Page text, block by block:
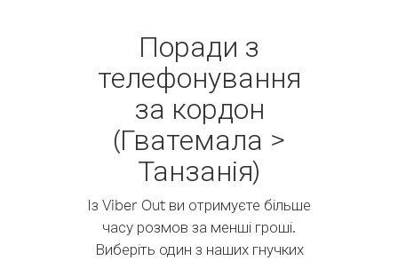
Поради з
телефонування
за кордон
(Гватемала >
Танзанія)
Із Viber Out ви отримуєте більше
часу розмов за менші гроші.
Виберіть один з наших гнучких